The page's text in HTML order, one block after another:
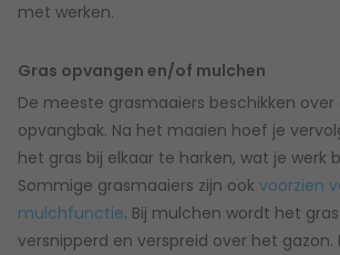
met werken.
Gras opvangen en/of mulchen
De meeste grasmaaiers beschikken
opvangbak. Na het maaien hoef je
het gras bij elkaar te harken, wat je werk
Sommige grasmaaiers zijn ook voorzien
mulchfunctie. Bij mulchen wordt het
versnipperd en verspreid over het gazon.